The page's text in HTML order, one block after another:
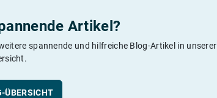
Artikel?
spannende und hilfreiche Blog-Artikel in unserer
ÜBERSICHT